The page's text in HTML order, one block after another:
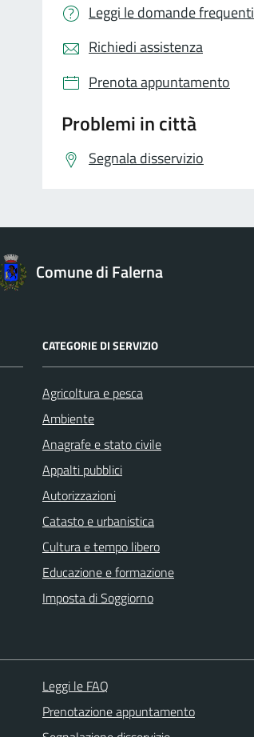
Leggi le domande frequenti
Richiedi assistenza
Prenota appuntamento
Problemi in città
Segnala disservizio
Comune di Falerna
CATEGORIE DI SERVIZIO
Agricoltura e pesca
Ambiente
Anagrafe e stato civile
Appalti pubblici
Autorizzazioni
Catasto e urbanistica
Cultura e tempo libero
Educazione e formazione
Imposta di Soggiorno
Leggi le FAQ
Prenotazione appuntamento